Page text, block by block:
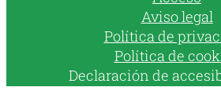
Aviso legal
Política de
Política de
Declaración de